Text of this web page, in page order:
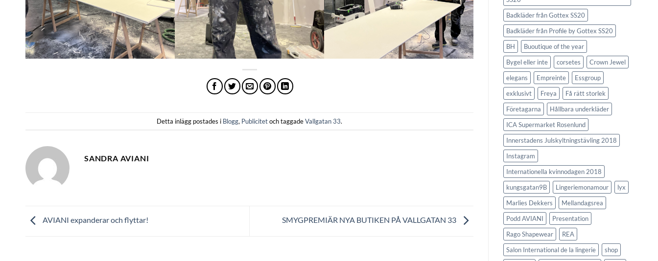
Detta inlägg postades i Blogg, Publicitetoch taggadeVallgatan 33.
SANDRA AVIANI
AVIANI expanderar och flyttar! SMYGPREMIÄR NYA BUTIKEN PÅ VALLGATAN 33
Badkläder från Gottex SS20
Badkläder från Profile by Gottex SS20
BH
Buoutique of the year
Bygel eller inte
corsetes
Crown Jewel
elegans
Empreinte
Essgroup
exklusivt
Freya
Få rätt storlek
Företagarna
Hållbara underkläder
ICA Supermarket Rosenlund
Innerstadens Julskyltningstävling 2018
Instagram
Internationella kvinnodagen 2018
kungsgatan9B
Lingeriemonamour
lyx
Marlies Dekkers
Mellandagsrea
Podd AVIANI
Presentation
Rago Shapewear
REA
Salon International de la lingerie
shop